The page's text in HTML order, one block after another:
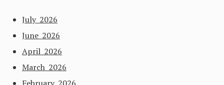
July 2026
June 2026
April 2026
March 2026